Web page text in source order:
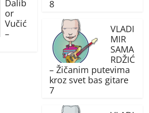
Dalib
or
Vučić
–
8
VLADI
MIR
SAMA
RDŽIĆ
– Žičanim putevima
kroz svet bas gitare
7